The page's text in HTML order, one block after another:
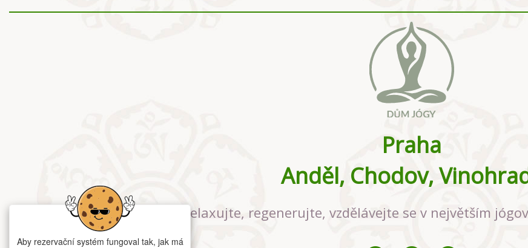
Praha
Anděl, Chodov,
Relaxujte, regenerujte, vzdělávejte se v největším
Aby rezervační systém fungoval tak, jak má